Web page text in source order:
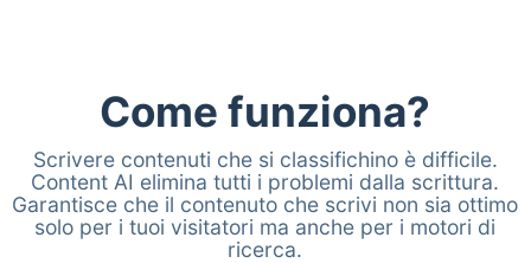
Come funziona?
Scrivere contenuti che si classifichino è difficile.
Content AI elimina tutti i problemi dalla scrittura.
Garantisce che il contenuto che scrivi non sia ottimo
solo per i tuoi visitatori ma anche per i motori di
ricerca.